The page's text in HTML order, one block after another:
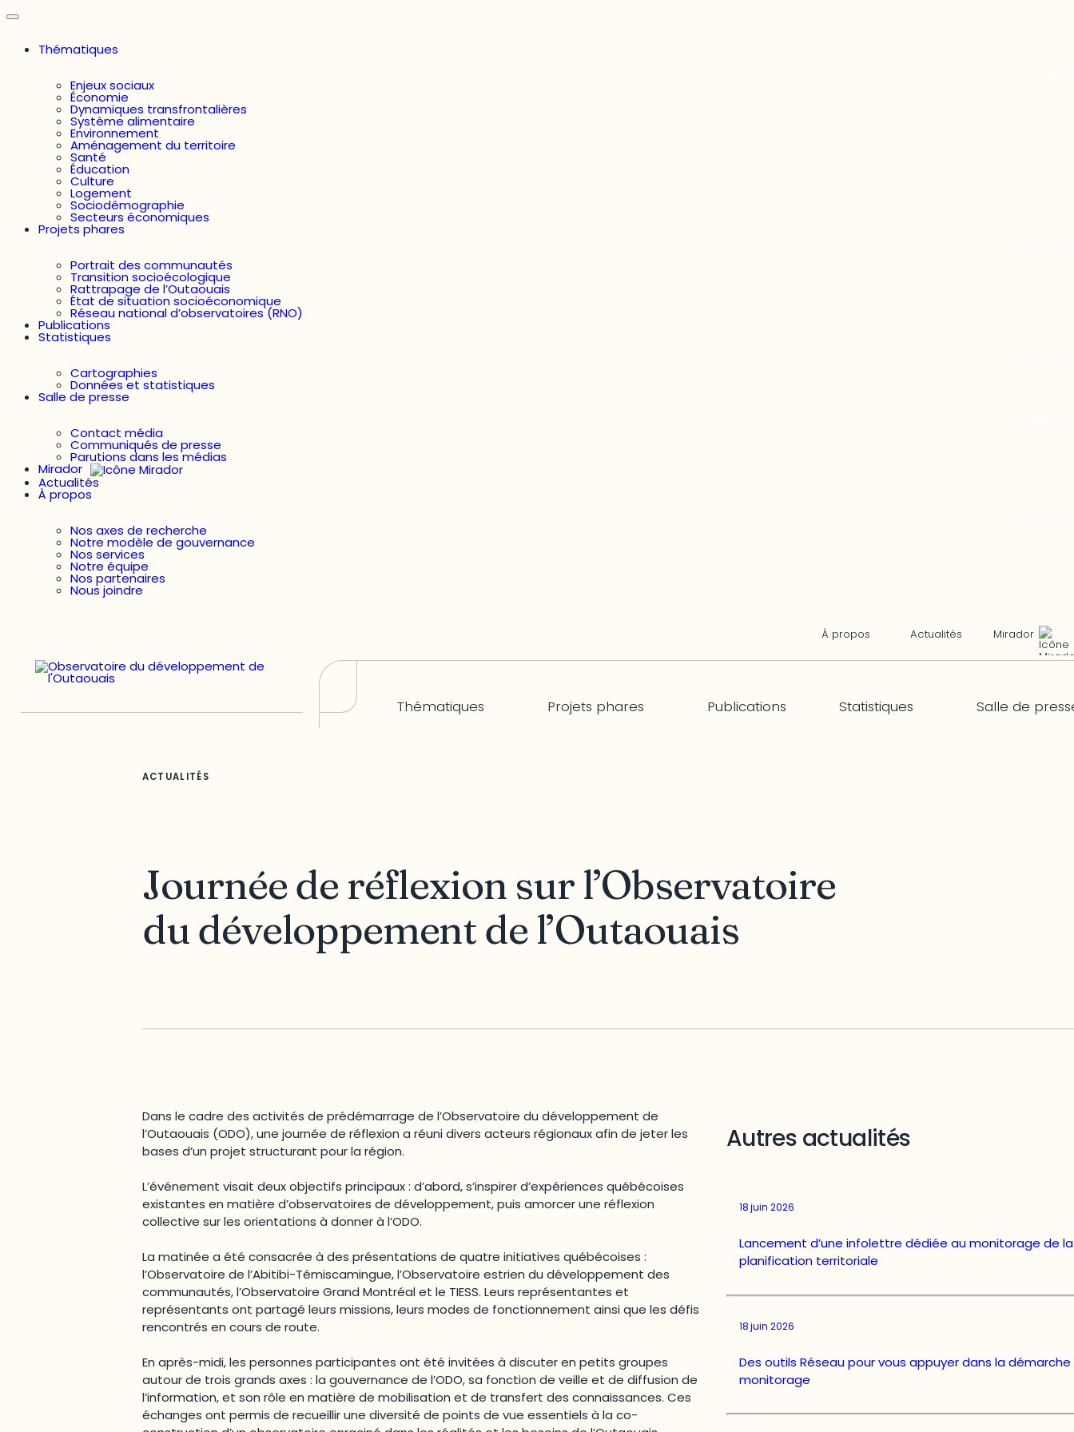
Thématiques
Enjeux sociaux
Économie
Dynamiques transfrontalières
Système alimentaire
Environnement
Aménagement du territoire
Santé
Éducation
Culture
Logement
Sociodémographie
Secteurs économiques
Projets phares
Portrait des communautés
Transition socioécologique
Rattrapage de l’Outaouais
État de situation socioéconomique
Réseau national d’observatoires (RNO)
Publications
Statistiques
Cartographies
Données et statistiques
Salle de presse
Contact média
Communiqués de presse
Parutions dans les médias
Mirador
Actualités
À propos
Nos axes de recherche
Notre modèle de gouvernance
Nos services
Notre équipe
Nos partenaires
Nous joindre
À propos Actualités Mirador
Thématiques Projets phares Publications Statistiques Salle de
ACTUALITÉS
Journée de réflexion sur l’Observatoire
du développement de l’Outaouais
Dans le cadre des activités de prédémarrage de l’Observatoire du développement de
l’Outaouais (ODO), une journée de réflexion a réuni divers acteurs régionaux afin de jeter les
bases d’un projet structurant pour la région.
L’événement visait deux objectifs principaux : d’abord, s’inspirer d’expériences québécoises
existantes en matière d’observatoires de développement, puis amorcer une réflexion
collective sur les orientations à donner à l’ODO.
La matinée a été consacrée à des présentations de quatre initiatives québécoises :
l’Observatoire de l’Abitibi-Témiscamingue, l’Observatoire estrien du développement des
communautés, l’Observatoire Grand Montréal et le TIESS. Leurs représentantes et
représentants ont partagé leurs missions, leurs modes de fonctionnement ainsi que les défis
rencontrés en cours de route.
En après-midi, les personnes participantes ont été invitées à discuter en petits groupes
autour de trois grands axes : la gouvernance de l’ODO, sa fonction de veille et de diffusion de
l’information, et son rôle en matière de mobilisation et de transfert des connaissances. Ces
échanges ont permis de recueillir une diversité de points de vue essentiels à la co-
Autres actualités
18 juin 2026
Lancement d’une infolettre dédiée au monitorage de la
planification territoriale
18 juin 2026
Des outils Réseau pour vous appuyer dans la
monitorage